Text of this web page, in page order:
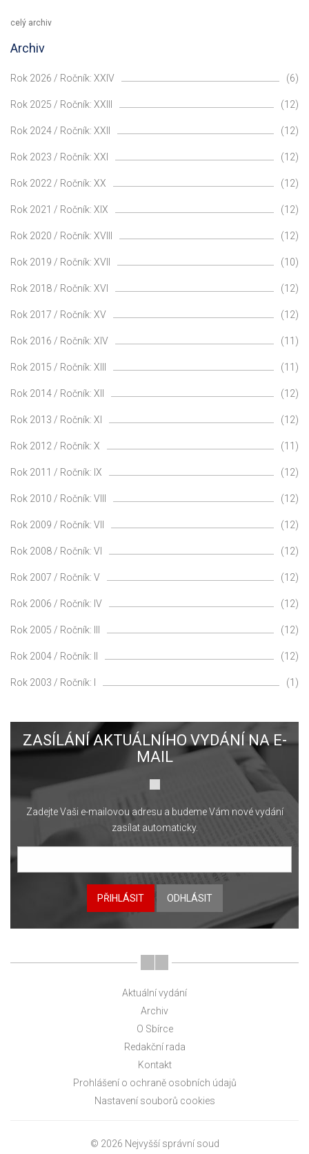
celý archiv
Archiv
Rok 2026 / Ročník: XXIV (6)
Rok 2025 / Ročník: XXIII (12)
Rok 2024 / Ročník: XXII (12)
Rok 2023 / Ročník: XXI (12)
Rok 2022 / Ročník: XX (12)
Rok 2021 / Ročník: XIX (12)
Rok 2020 / Ročník: XVIII (12)
Rok 2019 / Ročník: XVII (10)
Rok 2018 / Ročník: XVI (12)
Rok 2017 / Ročník: XV (12)
Rok 2016 / Ročník: XIV (11)
Rok 2015 / Ročník: XIII (11)
Rok 2014 / Ročník: XII (12)
Rok 2013 / Ročník: XI (12)
Rok 2012 / Ročník: X (11)
Rok 2011 / Ročník: IX (12)
Rok 2010 / Ročník: VIII (12)
Rok 2009 / Ročník: VII (12)
Rok 2008 / Ročník: VI (12)
Rok 2007 / Ročník: V (12)
Rok 2006 / Ročník: IV (12)
Rok 2005 / Ročník: III (12)
Rok 2004 / Ročník: II (12)
Rok 2003 / Ročník: I (1)
ZASÍLÁNÍ AKTUÁLNÍHO VYDÁNÍ NA E-
MAIL
Zadejte Vaši e-mailovou adresu a budeme Vám nové vydání
zasílat automaticky.
PŘIHLÁSIT ODHLÁSIT
Aktuální vydání
Archiv
O Sbírce
Redakční rada
Kontakt
Prohlášení o ochraně osobních údajů
Nastavení souborů cookies
© 2026 Nejvyšší správní soud